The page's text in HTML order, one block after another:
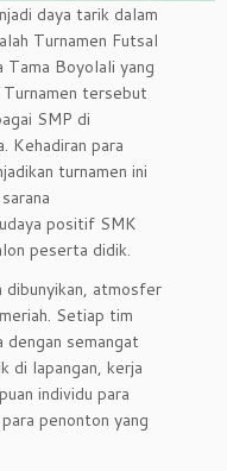
daya tarik dalam
Turnamen Futsal
Boyolali yang
tersebut
SMP di
Kehadiran para
turnamen ini
positif SMK
peserta didik.
dibunyikan, atmosfer
Setiap tim
dengan semangat
di lapangan, kerja
individu para
penonton yang